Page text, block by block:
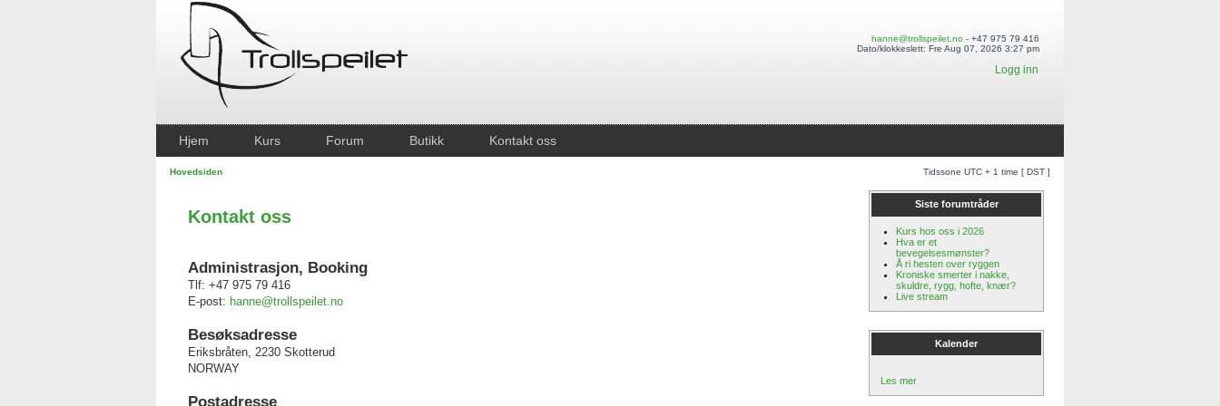
hanne@trollspeilet.no - +47 975 79 416
Dato/klokkeslett: Fre Aug 07, 2026 3:27 pm
Logg inn
Hjem Kurs Forum Butikk Kontakt oss
Hovedsiden Tidssone UTC + 1 time [ DST ]
Kontakt oss
Administrasjon, Booking
Tlf: +47 975 79 416
E-post: hanne@trollspeilet.no
Besøksadresse
Eriksbråten, 2230 Skotterud
NORWAY
Postadresse
Siste forumtråder
Kurs hos oss i 2026
Hva er et
bevegelsesmønster?
Å ri hesten over ryggen
Kroniske smerter i nakke,
skuldre, rygg, hofte, knær?
Live stream
Kalender
Les mer